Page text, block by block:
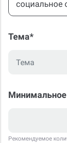
Тема*
Минимальное
Рекомендуемое